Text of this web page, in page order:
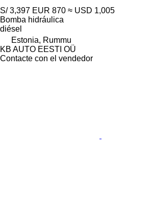
S/ 3,397 EUR 870 ≈ USD 1,005
Bomba hidráulica
diésel
Estonia, Rummu
KB AUTO EESTI OÜ
Contacte con el vendedor